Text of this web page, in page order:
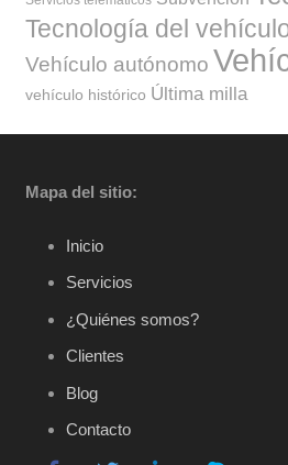
Tecnología del
Vehículo autónomo
vehículo histórico Última milla
Mapa del sitio:
Inicio
Servicios
¿Quiénes somos?
Clientes
Blog
Contacto